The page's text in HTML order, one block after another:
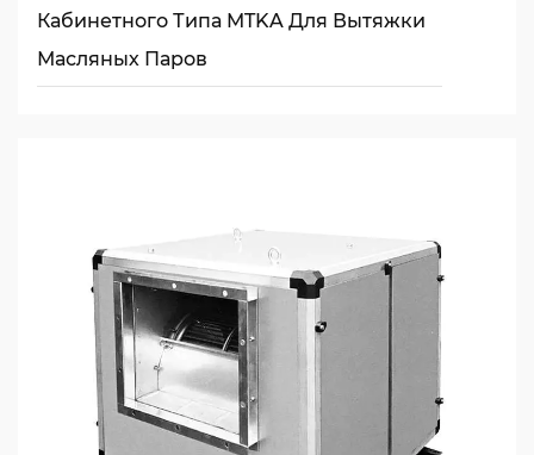
Кабинетного Типа MTKA Для Вытяжки
Масляных Паров